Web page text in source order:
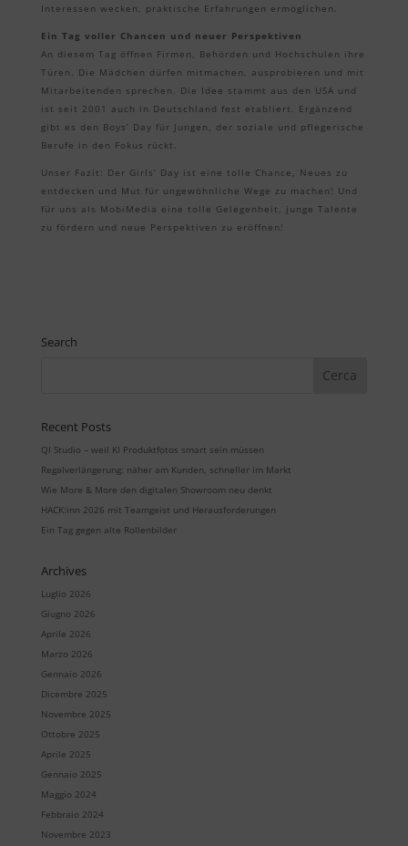
Interessen wecken, praktische Erfahrungen ermöglichen.
Ein Tag voller Chancen und neuer Perspektiven
An diesem Tag öffnen Firmen, Behörden und Hochschulen ihre
Türen. Die Mädchen dürfen mitmachen, ausprobieren und mit
Mitarbeitenden sprechen. Die Idee stammt aus den USA und
ist seit 2001 auch in Deutschland fest etabliert. Ergänzend
gibt es den Boys’ Day für Jungen, der soziale und pflegerische
Berufe in den Fokus rückt.
Unser Fazit: Der Girls’ Day ist eine tolle Chance, Neues zu
entdecken und Mut für ungewöhnliche Wege zu machen! Und
für uns als MobiMedia eine tolle Gelegenheit, junge Talente
zu fördern und neue Perspektiven zu eröffnen!
Search
Recent Posts
QI Studio – weil KI Produktfotos smart sein müssen
Regalverlängerung: näher am Kunden, schneller im Markt
Wie More & More den digitalen Showroom neu denkt
HACK:inn 2026 mit Teamgeist und Herausforderungen
Ein Tag gegen alte Rollenbilder
Archives
Luglio 2026
Giugno 2026
Aprile 2026
Marzo 2026
Gennaio 2026
Dicembre 2025
Novembre 2025
Ottobre 2025
Aprile 2025
Gennaio 2025
Maggio 2024
Febbraio 2024
Novembre 2023